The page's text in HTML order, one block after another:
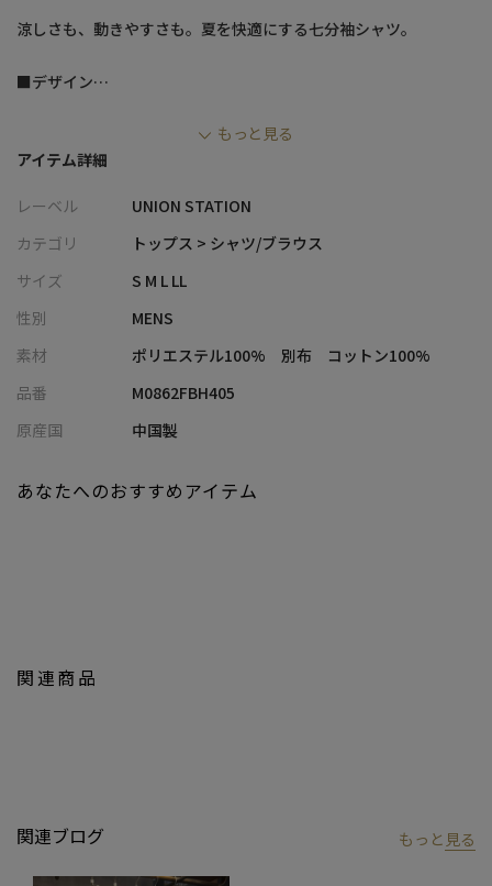
涼しさも、動きやすさも。夏を快適にする七分袖シャツ。
■デザイン
・表面の凹凸感により肌への接地面が少なく、ベタつきにくい快
・ストレッチ性を備え、動きやすくストレスフリーに着用可能
・七分袖デザインで、軽快さと大人らしさを両立
イリングの幅が広がる
・ハンドウォッシャブル対応で、デイリーに使いやすいイージー
ケア仕様
■コーディネート提案
・チノパンやスラックスと合わせて、涼しげで品のある大人カジ
・ショーツと組み合わせて、リラックス感のある夏らしい着こな
■model
ワーク、アウトドアといった多様なスタイル・文化を柔軟に取り
入れながら、現代の大人にふさわしいファッションを追求するブ
もっと見る
アイテム詳細
レーベル
UNION STATION
カテゴリ
トップス > シャツ/ブラウス
サイズ
S M L LL
性別
MENS
素材
ポリエステル100% 別布 コットン100%
品番
M0862FBH405
原産国
中国製
関連商品
あなたへのおすすめアイテム
関連ブログ もっと 見る